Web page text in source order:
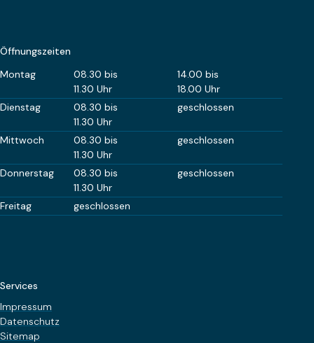
Öffnungszeiten
Wochentag
Öffnungszeiten Vormittag Öffnungszeiten
Montag
08.30 bis
11.30 Uhr
14.00 bis
18.00 Uhr
Dienstag
08.30 bis
11.30 Uhr
geschlossen
Mittwoch
08.30 bis
11.30 Uhr
geschlossen
Donnerstag
08.30 bis
11.30 Uhr
geschlossen
Freitag geschlossen
Services
Impressum
Datenschutz
Sitemap